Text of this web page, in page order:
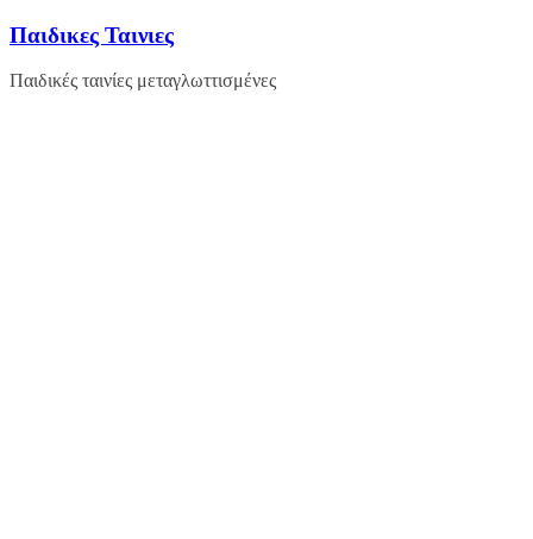
Μετάβαση
περιεχόμενο
Παιδικες Ταινιες
Παιδικές ταινίες μεταγλωττισμένες